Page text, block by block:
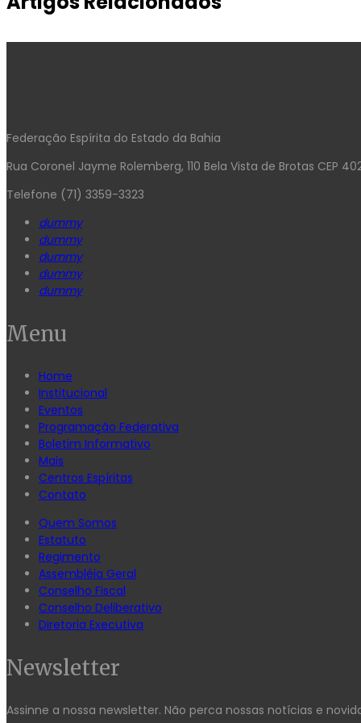
Federação Espírita do Estado da Bahia
Rua Coronel Jayme Rolemberg, 110 Bela Vista de Brotas CEP
Telefone (71) 3359-3323
dummy
dummy
dummy
dummy
dummy
Menu
Home
Institucional
Eventos
Programação Federativa
Boletim Informativo
Mais
Centros Espíritas
Contato
Quem Somos
Estatuto
Regimento
Assembléia Geral
Conselho Fiscal
Conselho Deliberativo
Diretoria Executiva
Newsletter
Assinne a nossa newsletter. Não perca nossas notícias e